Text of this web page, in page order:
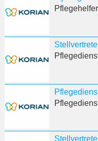
Pflegehelfer